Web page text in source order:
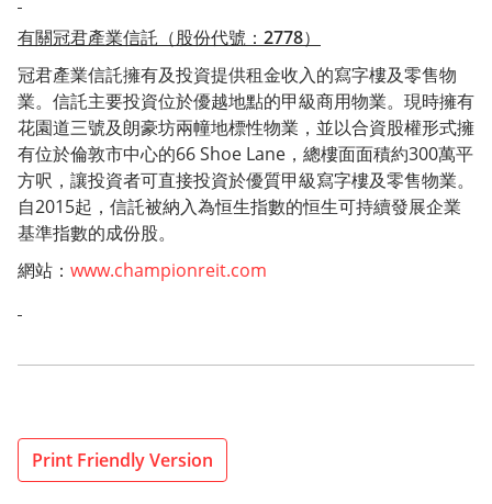
有關冠君產業信託 （股份代號： 2778）
冠君產業信託擁有及投資提供租金收入的寫字樓及零售物
業。信託主要投資位於優越地點的甲級商用物業。現時擁有
花園道三號及朗豪坊兩幢地標性物業，並以合資股權形式擁
有位於倫敦市中心的66 Shoe Lane，總樓面面積約300萬平
方呎，讓投資者可直接投資於優質甲級寫字樓及零售物業。
自2015起，信託被納入為恒生指數的恒生可持續發展企業
基準指數的成份股。
網站： www.championreit.com
Print Friendly Version